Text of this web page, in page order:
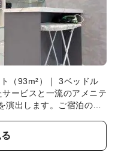
（93m²）｜ 3ベッドル
ービスと一流のアメニテ
演出します。ご宿泊のお
め、客室は魅力的なデザ
て備え、楽しい滞在を演
ク上の体験をお楽しみい